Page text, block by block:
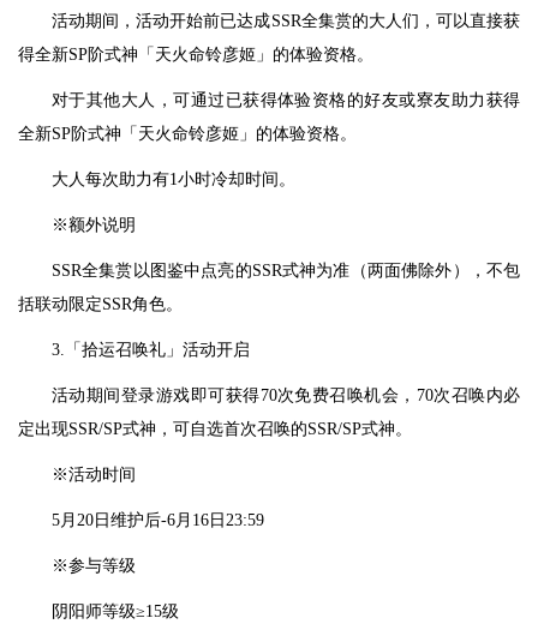
活动期间，活动开始前已达成SSR全集赏的大人们，可以直接获
得全新SP阶式神「天火命铃彦姬」的体验资格。
对于其他大人，可通过已获得体验资格的好友或寮友助力获得
全新SP阶式神「天火命铃彦姬」的体验资格。
大人每次助力有1小时冷却时间。
※额外说明
SSR全集赏以图鉴中点亮的SSR式神为准（两面佛除外），不包
括联动限定SSR角色。
3.「拾运召唤礼」活动开启
活动期间登录游戏即可获得70次免费召唤机会，70次召唤内必
定出现SSR/SP式神，可自选首次召唤的SSR/SP式神。
※活动时间
5月20日维护后-6月16日23:59
※参与等级
阴阳师等级≥15级